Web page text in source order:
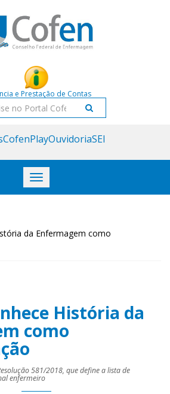
e Prestação de Contas
CofenPlayOuvidoriaSEI
Toggle
navigation
da Enfermagem como
História da
como
581/2018, que define a lista de
enfermeiro